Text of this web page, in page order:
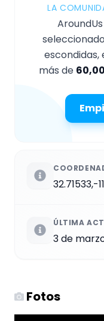
LA
escondidas,
más de
32.71533,-
ÚLTIMA
3 de
Fotos